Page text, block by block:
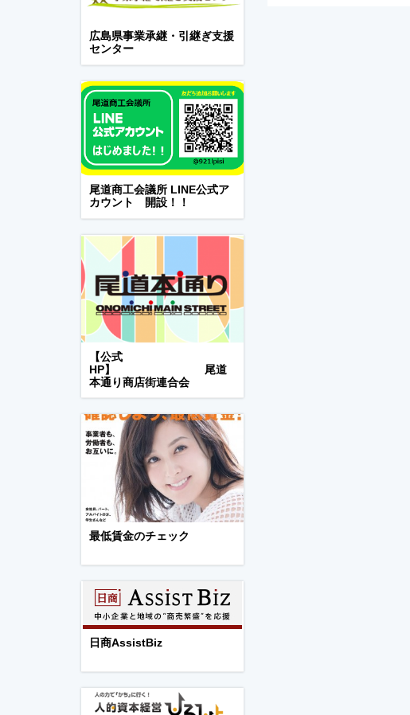
広島県事業承継・引継ぎ支援
センター
尾道商工会議所 LINE公式ア
カウント 開設！！
【公式
HP】 尾道
本通り商店街連合会
最低賃金のチェック
日商AssistBiz